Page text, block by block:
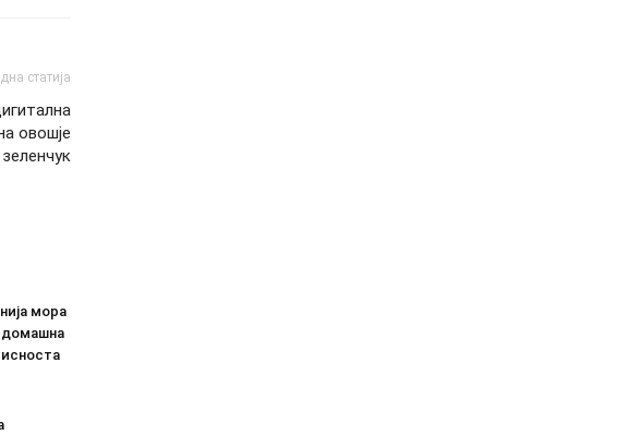
статија
овошје
мора
домашна